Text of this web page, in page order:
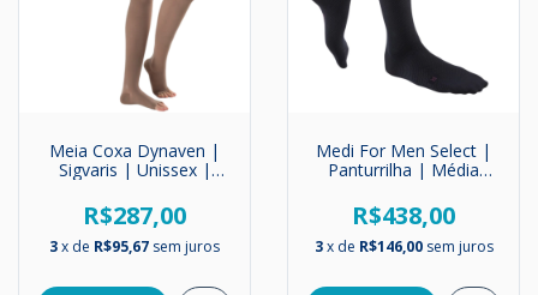
Meia Coxa Dynaven |
Sigvaris | Unissex |
20-30mmHg
R$287,00
3x de R$95,67 sem juros
Medi For Men Select |
Panturrilha | Média
mmHg
R$438,00
3 x de R$146,00 sem juros